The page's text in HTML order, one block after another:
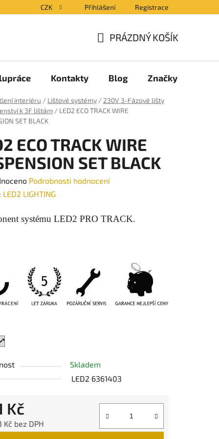
CZK Přihlášení Registrace
KOŠÍK
PRÁZDNÝ KOŠÍK
Kontakty Blog Značky
interiéru / Lištové systémy / 230V 3-Fázové lišty
k 3F lištám / LED2 ECO TRACK WIRE
SET BLACK
ECO TRACK WIRE
SET BLACK
Podrobnosti hodnocení
LED2 LIGHTING
systému LED2 PRO TRACK.
Skladem
LED2 6361403
Kč
Kč bez DPH